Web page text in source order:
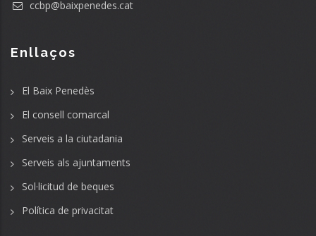
ccbp@baixpenedes.cat
Enllaços
El Baix Penedès
El consell comarcal
Serveis a la ciutadania
Serveis als ajuntaments
Sol·licitud de beques
Política de privacitat